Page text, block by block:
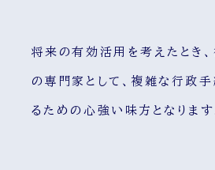
将来の有効活用を考えたとき
の専門家として、複雑な行政
るための心強い味方となります